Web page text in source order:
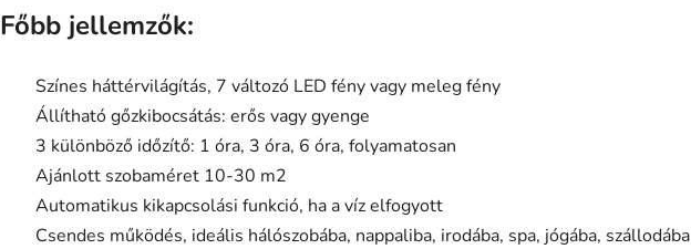
Főbb jellemzők:
Színes háttérvilágítás, 7 változó LED fény vagy meleg fény
Állítható gőzkibocsátás: erős vagy gyenge
3 különböző időzítő: 1 óra, 3 óra, 6 óra, folyamatosan
Ajánlott szobaméret 10-30 m2
Automatikus kikapcsolási funkció, ha a víz elfogyott
Csendes működés, ideális hálószobába, nappaliba, irodába, spa, jógába, szállodába